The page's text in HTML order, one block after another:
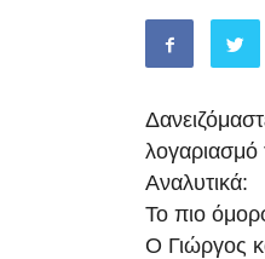
Αναλυτικά:
Το πιο
Ο Γιώργος